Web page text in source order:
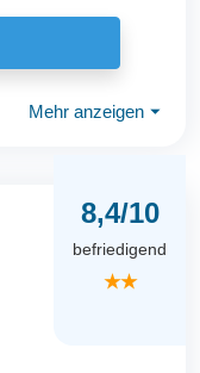
Mehr anzeigen ⏷
8,4/10
befriedigend
★★